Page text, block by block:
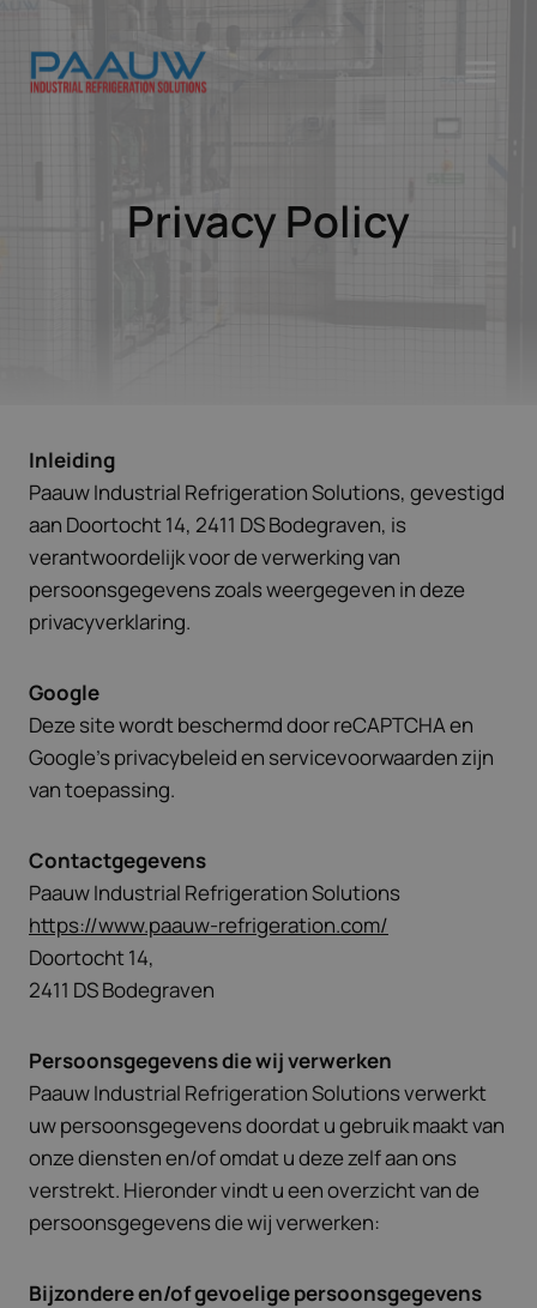
naar
inhoud
Privacy Policy
Inleiding
Paauw Industrial Refrigeration Solutions, gevestigd
aan Doortocht 14, 2411 DS Bodegraven, is
verantwoordelijk voor de verwerking van
persoonsgegevens zoals weergegeven in deze
privacyverklaring.
Google
Deze site wordt beschermd door reCAPTCHA en
Google’s privacybeleid en servicevoorwaarden zijn
van toepassing.
Contactgegevens
Paauw Industrial Refrigeration Solutions
https://www.paauw-refrigeration.com/
Doortocht 14,
2411 DS Bodegraven
Persoonsgegevens die wij verwerken
Paauw Industrial Refrigeration Solutions verwerkt
uw persoonsgegevens doordat u gebruik maakt van
onze diensten en/of omdat u deze zelf aan ons
verstrekt. Hieronder vindt u een overzicht van de
persoonsgegevens die wij verwerken:
Bijzondere en/of gevoelige persoonsgegevens